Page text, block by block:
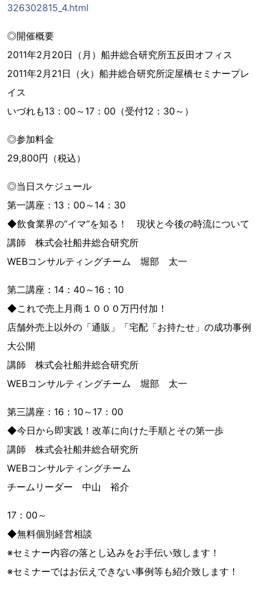
326302815_4.html
◎開催概要
2011年2月20日（月）船井総合研究所五反田オフィス
2011年2月21日（火）船井総合研究所淀屋橋セミナープレ
イス
いづれも13：00～17：00（受付12：30～）
◎参加料金
29,800円（税込）
◎当日スケジュール
第一講座：13：00～14：30
◆飲食業界の“イマ”を知る！ 現状と今後の時流について
講師 株式会社船井総合研究所
WEBコンサルティングチーム 堀部 太一
第二講座：14：40～16：10
◆これで売上月商１０００万円付加！
店舗外売上以外の「通販」「宅配「お持たせ」の成功事例
大公開
講師 株式会社船井総合研究所
WEBコンサルティングチーム 堀部 太一
第三講座：16：10～17：00
◆今日から即実践！改革に向けた手順とその第一歩
講師 株式会社船井総合研究所
WEBコンサルティングチーム
チームリーダー 中山 裕介
17：00～
◆無料個別経営相談
※セミナー内容の落とし込みをお手伝い致します！
※セミナーではお伝えできない事例等も紹介致します！